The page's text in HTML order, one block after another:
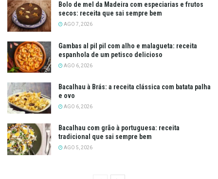
Bolo de mel da Madeira com especiarias e frutos
secos: receita que sai sempre bem
AGO 7, 2026
Gambas al pil pil com alho e malagueta: receita
espanhola de um petisco delicioso
AGO 6, 2026
Bacalhau à Brás: a receita clássica com batata palha
e ovo
AGO 6, 2026
Bacalhau com grão à portuguesa: receita
tradicional que sai sempre bem
AGO 5, 2026